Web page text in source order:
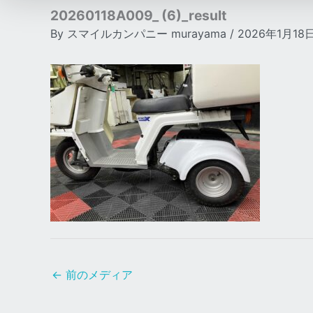
20260118A009_ (6)_result
By スマイルカンパニー murayama / 2026年1月18
← 前のメディア